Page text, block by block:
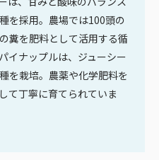
を採用。農場では100頭の
糞を肥料として活用する循
イナップルは、ジューシー
を栽培。農薬や化学肥料を
て丁寧に育てられていま